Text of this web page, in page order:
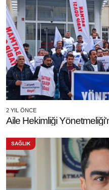
2 YIL ÖNCE
Aile Hekimliği
SAĞLIK